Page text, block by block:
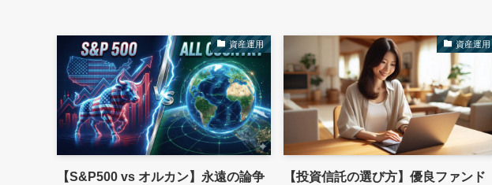
資産運用
【S&P500 vs オルカン】永遠の論争
資産運用
【投資信託の選び方】優良ファンド